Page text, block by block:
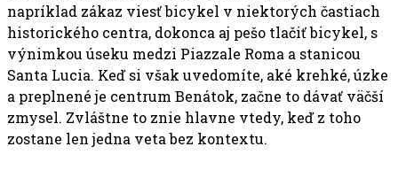
napríklad zákaz viesť bicykel v niektorých častiach
historického centra, dokonca aj pešo tlačiť bicykel, s
výnimkou úseku medzi Piazzale Roma a stanicou
Santa Lucia. Keď si však uvedomíte, aké krehké, úzke
a preplnené je centrum Benátok, začne to dávať väčší
zmysel. Zvláštne to znie hlavne vtedy, keď z toho
zostane len jedna veta bez kontextu.